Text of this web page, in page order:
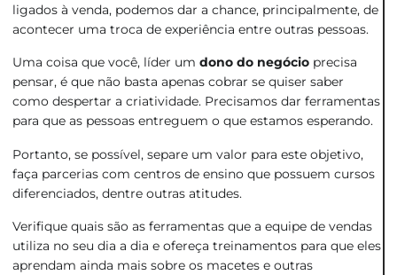
ligados à venda, podemos dar a chance, principalmente, de
acontecer uma troca de experiência entre outras pessoas.
Uma coisa que você, líder um dono do negócio precisa
pensar, é que não basta apenas cobrar se quiser saber
como despertar a criatividade. Precisamos dar ferramentas
para que as pessoas entreguem o que estamos esperando.
Portanto, se possível, separe um valor para este objetivo,
faça parcerias com centros de ensino que possuem cursos
diferenciados, dentre outras atitudes.
Verifique quais são as ferramentas que a equipe de vendas
utiliza no seu dia a dia e ofereça treinamentos para que eles
aprendam ainda mais sobre os macetes e outras